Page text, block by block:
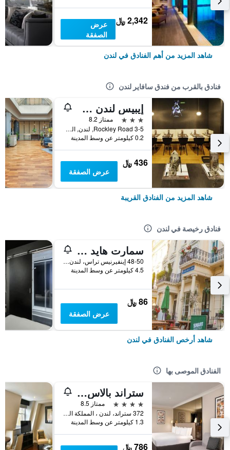
2,342 ﷼
عرض
الصفقة
شاهد المزيد من أهم الفنادق في لندن
فنادق بالقرب من فندق سافاير لندن
إيبيس لندن شابيردز بوش - هامرسميث
3 نجوم
ممتاز 8.2
3-5 Rockley Road, لندن, المملكة المتحدة
0.2 كيلومتر عن وسط المدينة
436 ﷼
عرض الصفقة
شاهد المزيد من الفنادق القريبة
فنادق رخيصة في لندن
سمارت هايد بارك إن هوستل
48-50 إينفيرنيس تراس، لندن ، المملكة المتحدة, لندن, المملكة المتحدة
4.5 كيلومتر عن وسط المدينة
86 ﷼
عرض الصفقة
شاهد أرخص الفنادق في لندن
الفنادق الموصى بها
ستراند بالاس هوتل
4 نجوم
ممتاز 8.5
372 ستراند، لندن ، المملكة المتحدة, لندن, المملكة المتحدة
1.3 كيلومتر عن وسط المدينة
786 ﷼